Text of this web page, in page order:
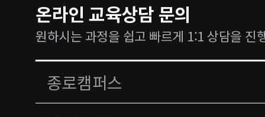
온라인 교육상담 문의
원하시는 과정을 쉽고 빠르게 1:1 상담을 진